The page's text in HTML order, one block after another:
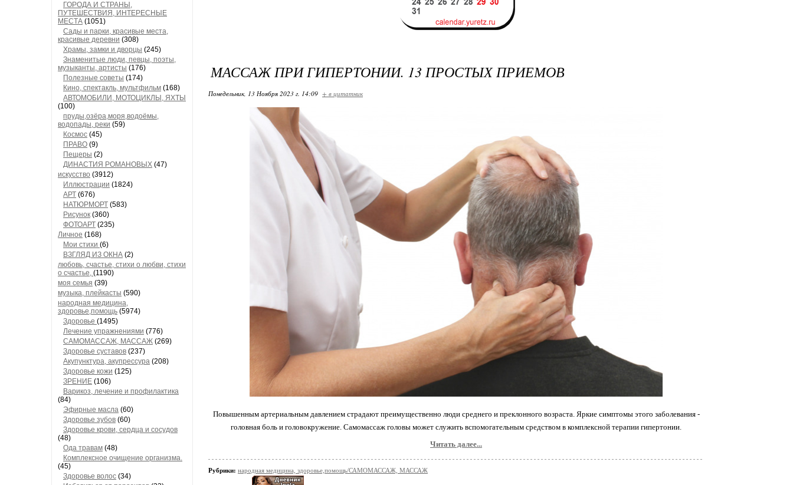
ГОРОДА И СТРАНЫ,
ПУТЕШЕСТВИЯ, ИНТЕРЕСНЫЕ
МЕСТА (1051)
Сады и парки, красивые места,
красивые деревни (308)
Храмы, замки и дворцы (245)
Знаменитые люди, певцы, поэты,
музыканты, артисты (176)
Полезные советы (174)
Кино, спектакль, мультфильм (168)
АВТОМОБИЛИ, МОТОЦИКЛЫ, ЯХТЫ
(100)
пруды,озёра,моря,водоёмы,
водопады, реки (59)
Космос (45)
ПРАВО (9)
Пещеры (2)
ДИНАСТИЯ РОМАНОВЫХ (47)
искусство (3912)
Иллюстрации (1824)
АРТ (676)
НАТЮРМОРТ (583)
Рисунок (360)
ФОТОАРТ (235)
Личное (168)
Мои стихи (6)
ВЗГЛЯД ИЗ ОКНА (2)
любовь, счастье, стихи о любви, стихи
о счастье, (1190)
моя семья (39)
музыка, плейкасты (590)
народная медицина,
здоровье,помощь (5974)
Здоровье (1495)
Лечение упражнениями (776)
САМОМАССАЖ, МАССАЖ (269)
Здоровье суставов (237)
Акупунктура, акупрессура (208)
Здоровье кожи (125)
ЗРЕНИЕ (106)
Варикоз, лечение и профилактика
(84)
Эфирные масла (60)
Здоровье зубов (60)
Здоровье крови, сердца и сосудов
(48)
Ода травам (48)
Комплексное очищение организма.
(45)
Здоровье волос (34)
МАССАЖ ПРИ ГИПЕРТОНИИ. 13 ПРОСТЫХ ПРИЕМОВ
Понедельник, 13 Ноября 2023 г. 14:09 + в цитатник
Повышенным артериальным давлением страдают преимущественно люди среднего и преклонного возраста. Яркие симптомы этого заболевания -
головная боль и головокружение. Самомассаж головы может служить вспомогательным средством в комплексной терапии гипертонии.
Читать далее...
Рубрики: народная медицина, здоровье,помощь/САМОМАССАЖ, МАССАЖ